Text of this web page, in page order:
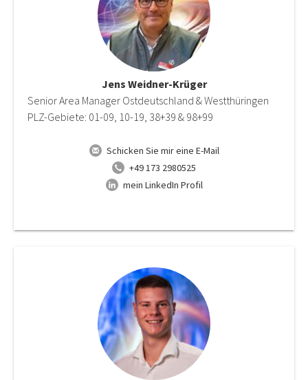
Jens Weidner-Krüger
Senior Area Manager Ostdeutschland & Westthüringen
PLZ-Gebiete: 01-09, 10-19, 38+39 & 98+99
Schicken Sie mir eine E-Mail
+49 173 2980525
mein LinkedIn Profil